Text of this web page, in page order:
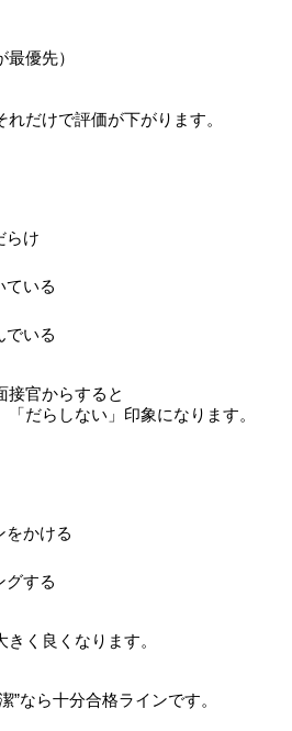
優先）
だけで評価が下がります。
らけ
ている
でいる
接官からすると
「だらしない」印象になります。
をかける
グする
く良くなります。
”なら十分合格ラインです。